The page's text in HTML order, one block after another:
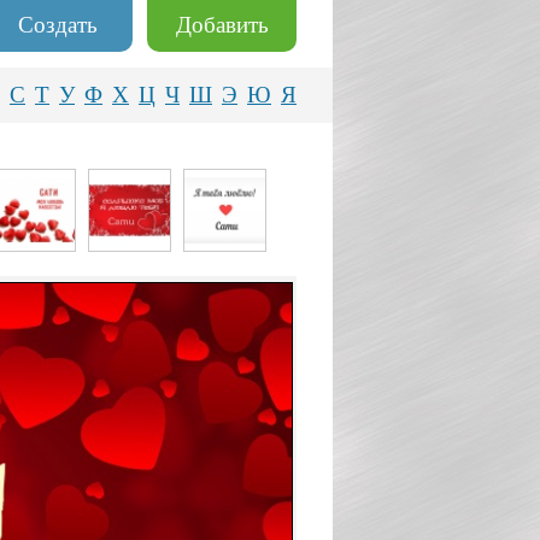
Добавить
Создать
С Т У Ф Х Ц Ч Ш Э Ю Я